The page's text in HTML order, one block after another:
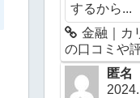
するから...
金融｜カ
の口コミや
匿名